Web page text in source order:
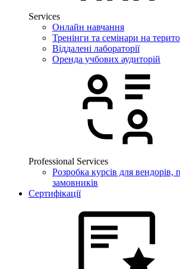
Services
Онлайн навчання
Тренінги та семінари на
Віддалені лабораторії
Оренда учбових аудиторій
Professional Services
Розробка курсів для вендорів,
замовників
Сертифікації